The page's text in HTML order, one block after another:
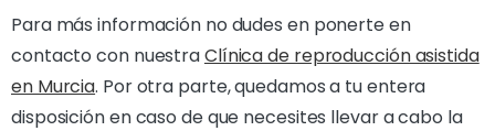
Para más información no dudes en ponerte en
contacto con nuestraClínica de reproducción asistida
en Murcia. Por otra parte, quedamos a tu entera
disposición en caso de que necesites llevar a cabo la